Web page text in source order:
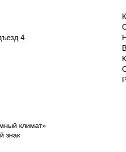
4
климат»
знак